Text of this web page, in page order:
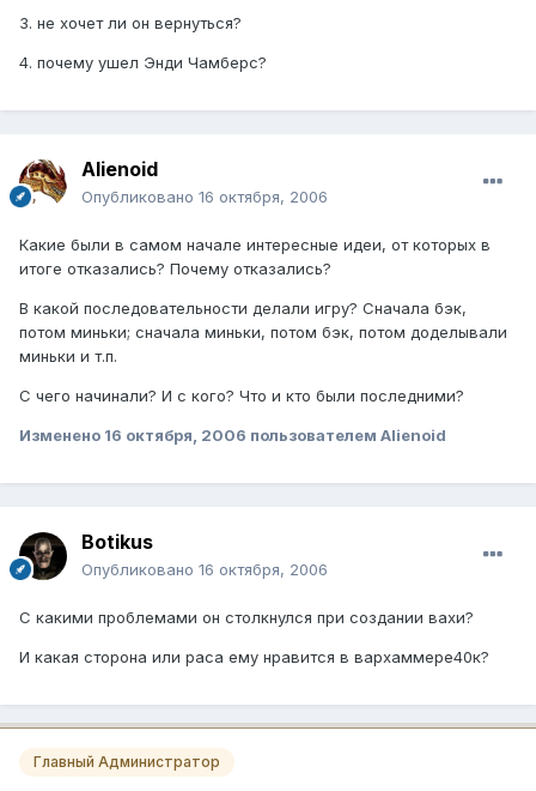
3. не хочет ли он вернуться?
4. почему ушел Энди Чамберс?
Alienoid
Опубликовано 16 октября, 2006
Какие были в самом начале интересные идеи, от которых в
итоге отказались? Почему отказались?
В какой последовательности делали игру? Сначала бэк,
потом миньки; сначала миньки, потом бэк, потом доделывали
миньки и т.п.
С чего начинали? И с кого? Что и кто были последними?
Изменено 16 октября, 2006 пользователем Alienoid
Botikus
Опубликовано 16 октября, 2006
С какими проблемами он столкнулся при создании вахи?
И какая сторона или раса ему нравится в вархаммере40к?
Главный Администратор